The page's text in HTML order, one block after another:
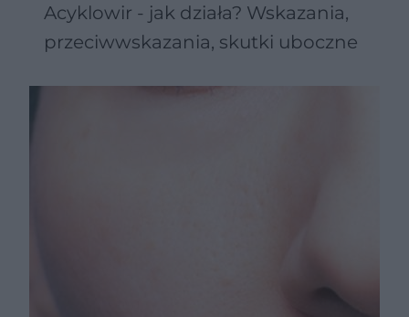
Acyklowir - jak działa? Wskazania,
przeciwwskazania, skutki uboczne